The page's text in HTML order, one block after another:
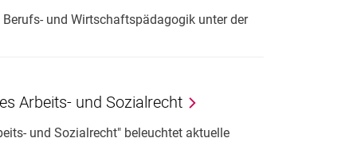
und Wirtschaftspädagogik unter der
Arbeits- und Sozialrecht
und Sozialrecht" beleuchtet aktuelle